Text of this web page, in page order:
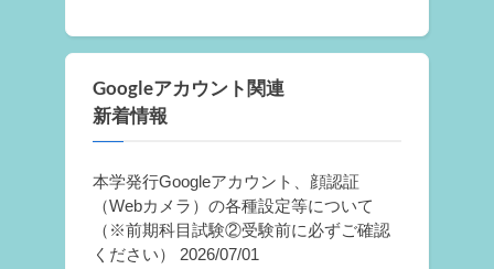
Googleアカウント関連
新着情報
本学発行Googleアカウント、顔認証
（Webカメラ）の各種設定等について
（※前期科目試験②受験前に必ずご確認
ください）
2026/07/01